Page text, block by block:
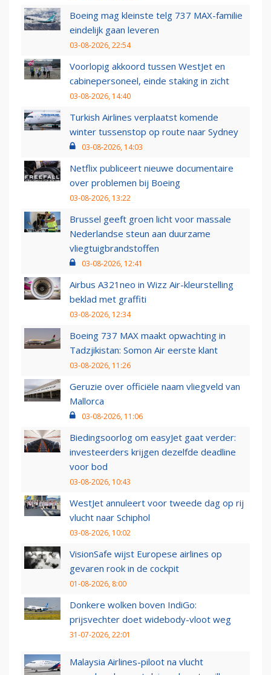
Boeing mag kleinste telg 737 MAX-familie
eindelijk gaan leveren
03-08-2026, 22:54
Voorlopig akkoord tussen WestJet en
cabinepersoneel, einde staking in zicht
03-08-2026, 14:40
Turkish Airlines verplaatst komende
winter tussenstop op route naar Sydney
03-08-2026, 14:03
Netflix publiceert nieuwe documentaire
over problemen bij Boeing
03-08-2026, 13:22
Brussel geeft groen licht voor massale
Nederlandse steun aan duurzame
vliegtuigbrandstoffen
03-08-2026, 12:41
Airbus A321neo in Wizz Air-kleurstelling
beklad met graffiti
03-08-2026, 12:34
Boeing 737 MAX maakt opwachting in
Tadzjikistan: Somon Air eerste klant
03-08-2026, 11:26
Geruzie over officiële naam vliegveld van
Mallorca
03-08-2026, 11:06
Biedingsoorlog om easyJet gaat verder:
investeerders krijgen dezelfde deadline
voor bod
03-08-2026, 10:43
WestJet annuleert voor tweede dag op rij
vlucht naar Schiphol
03-08-2026, 10:02
VisionSafe wijst Europese airlines op
gevaren rook in de cockpit
01-08-2026, 8:00
Donkere wolken boven IndiGo:
prijsvechter doet widebody-vloot weg
31-07-2026, 22:01
Malaysia Airlines-piloot na vlucht